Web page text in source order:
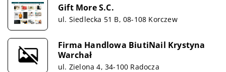
Gift More S.C.
ul. Siedlecka 51 B, 08-108 Korczew
Firma Handlowa BiutiNail Krystyna
Warchał
ul. Zielona 4, 34-100 Radocza